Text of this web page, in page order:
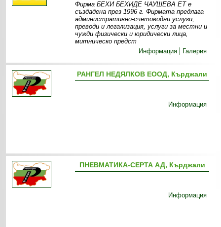
Фирма БЕХИ БЕХИДЕ ЧАУШЕВА ЕТ е
създадена през 1996 г. Фирмата предлага
административно-счетоводни услуги,
преводи и легализация, услуги за местни и
чужди физически и юридически лица,
митническо предст
Информация
Галерия
РАНГЕЛ НЕДЯЛКОВ ЕООД, Кърджали
Информация
ПНЕВМАТИКА-СЕРТА АД, Кърджали
Информация